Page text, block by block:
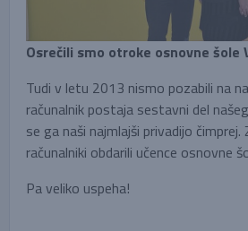
Osrečili smo otroke osnovne šole
Tudi v letu 2013 nismo pozabili na
računalnik postaja sestavni del
se ga naši najmlajši privadijo
računalniki obdarili učence osnovne
Pa veliko uspeha!